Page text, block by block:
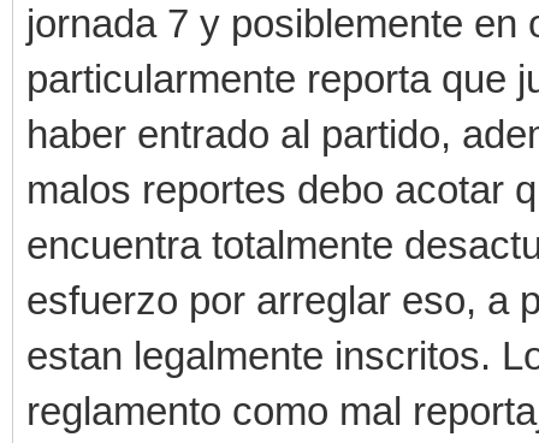
jornada 7 y posiblemente en
particularmente reporta que
haber entrado al partido,
malos reportes debo acotar
encuentra totalmente
esfuerzo por arreglar eso, a
estan legalmente inscritos.
reglamento como mal